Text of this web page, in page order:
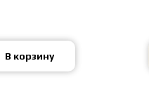
В корзину